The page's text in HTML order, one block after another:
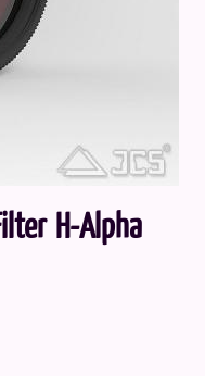
H-Alpha